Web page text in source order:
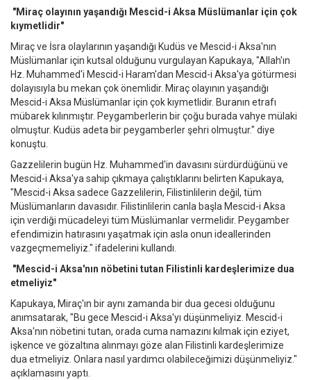
"Miraç olayının yaşandığı Mescid-i Aksa Müslümanlar için çok
kıymetlidir"
Miraç ve İsra olaylarının yaşandığı Kudüs ve Mescid-i Aksa'nın
Müslümanlar için kutsal olduğunu vurgulayan Kapukaya, "Allah'ın
Hz. Muhammed'i Mescid-i Haram'dan Mescid-i Aksa'ya götürmesi
dolayısıyla bu mekan çok önemlidir. Miraç olayının yaşandığı
Mescid-i Aksa Müslümanlar için çok kıymetlidir. Buranın etrafı
mübarek kılınmıştır. Peygamberlerin bir çoğu burada vahye mülaki
olmuştur. Kudüs adeta bir peygamberler şehri olmuştur." diye
konuştu.
Gazzelilerin bugün Hz. Muhammed'in davasını sürdürdüğünü ve
Mescid-i Aksa'ya sahip çıkmaya çalıştıklarını belirten Kapukaya,
"Mescid-i Aksa sadece Gazzelilerin, Filistinlilerin değil, tüm
Müslümanların davasıdır. Filistinlilerin canla başla Mescid-i Aksa
için verdiği mücadeleyi tüm Müslümanlar vermelidir. Peygamber
efendimizin hatırasını yaşatmak için asla onun ideallerinden
vazgeçmemeliyiz." ifadelerini kullandı.
"Mescid-i Aksa'nın nöbetini tutan Filistinli kardeşlerimize dua
etmeliyiz"
Kapukaya, Miraç'ın bir aynı zamanda bir dua gecesi olduğunu
anımsatarak, "Bu gece Mescid-i Aksa'yı düşünmeliyiz. Mescid-i
Aksa'nın nöbetini tutan, orada cuma namazını kılmak için eziyet,
işkence ve gözaltına alınmayı göze alan Filistinli kardeşlerimize
dua etmeliyiz. Onlara nasıl yardımcı olabileceğimizi düşünmeliyiz."
açıklamasını yaptı.